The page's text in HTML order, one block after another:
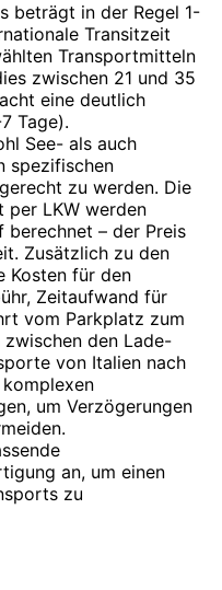
beträgt in der Regel 1-
Transitzeit
Transportmitteln
zwischen 21 und 35
eine deutlich
Tage).
See- als auch
spezifischen
zu werden. Die
per LKW werden
– der Preis
Zusätzlich zu den
Kosten für den
Zeitaufwand für
vom Parkplatz zum
den Lade-
von Italien nach
um Verzögerungen
an, um einen
zu